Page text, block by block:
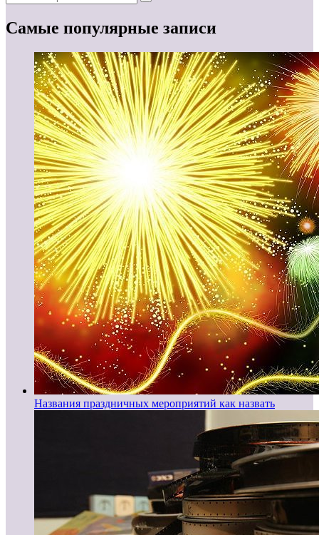
Самые популярные записи
Названия праздничных мероприятий как назвать